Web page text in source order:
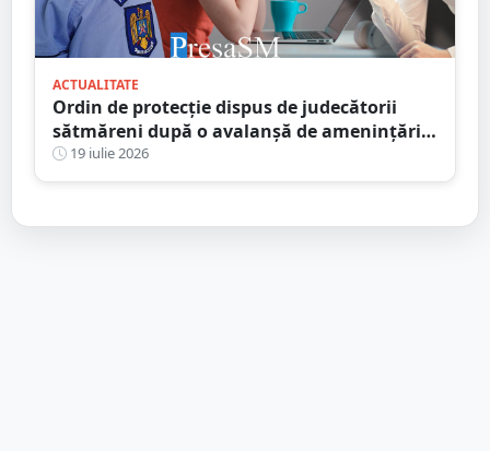
ACTUALITATE
Ordin de protecție dispus de judecătorii
sătmăreni după o avalanșă de amenințări
online. Răzbunarea unui fiu pe amanta
tatălui infidel
19 iulie 2026